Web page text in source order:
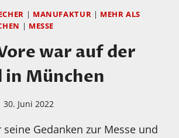
| MANUFAKTUR | MEHR ALS
| MESSE
war auf der
in München
30. Juni 2022
seine Gedanken zur Messe und